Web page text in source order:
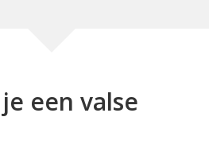
een valse